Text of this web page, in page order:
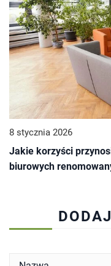
8 stycznia 2026
Jakie korzyści
biurowych